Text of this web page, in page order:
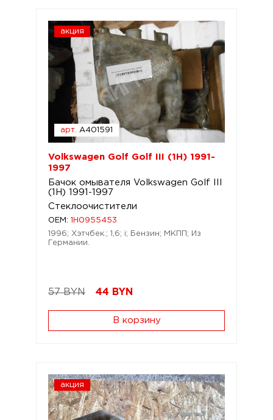
акция
арт. A401591
Volkswagen Golf Golf III (1H) 1991-
1997
Бачок омывателя Volkswagen Golf III
(1H) 1991-1997
Стеклоочистители
OEM: 1H0955453
1996; Хэтчбек.; 1,6; i; Бензин; МКПП; Из
Германии.
57 BYN 44 BYN
В корзину
акция